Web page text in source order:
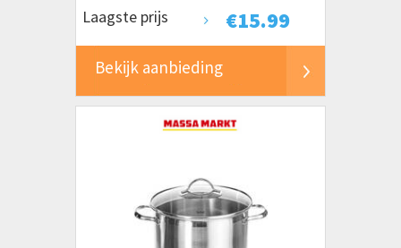
€15.99
Laagste prijs
Bekijk aanbieding